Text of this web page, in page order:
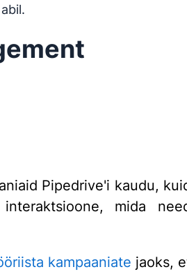
ja inimene pole
Pipedrive'i kaudu,
mida
kampaaniate jaoks,